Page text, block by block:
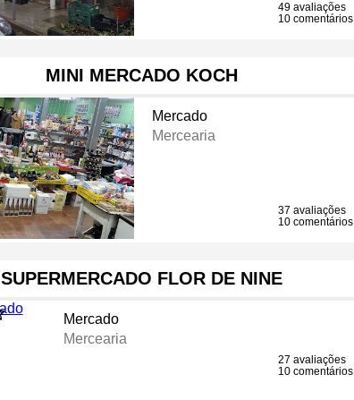
49 avaliações
10 comentários
MINI MERCADO KOCH
Mercado
Mercearia
37 avaliações
10 comentários
SUPERMERCADO FLOR DE NINE
Mercado
Mercearia
27 avaliações
10 comentários